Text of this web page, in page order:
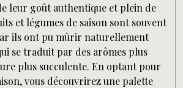
leur goût authentique et plein de
et légumes de saison sont souvent
ils ont pu mûrir naturellement
se traduit par des arômes plus
plus succulente. En optant pour
vous découvrirez une palette